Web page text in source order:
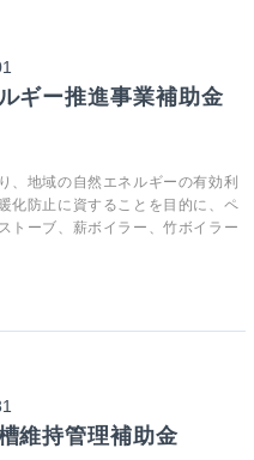
ギー推進事業補助金
、地域の自然エネルギーの有効利
化防止に資することを目的に、ペ
トーブ、薪ボイラー、竹ボイラー
維持管理補助金